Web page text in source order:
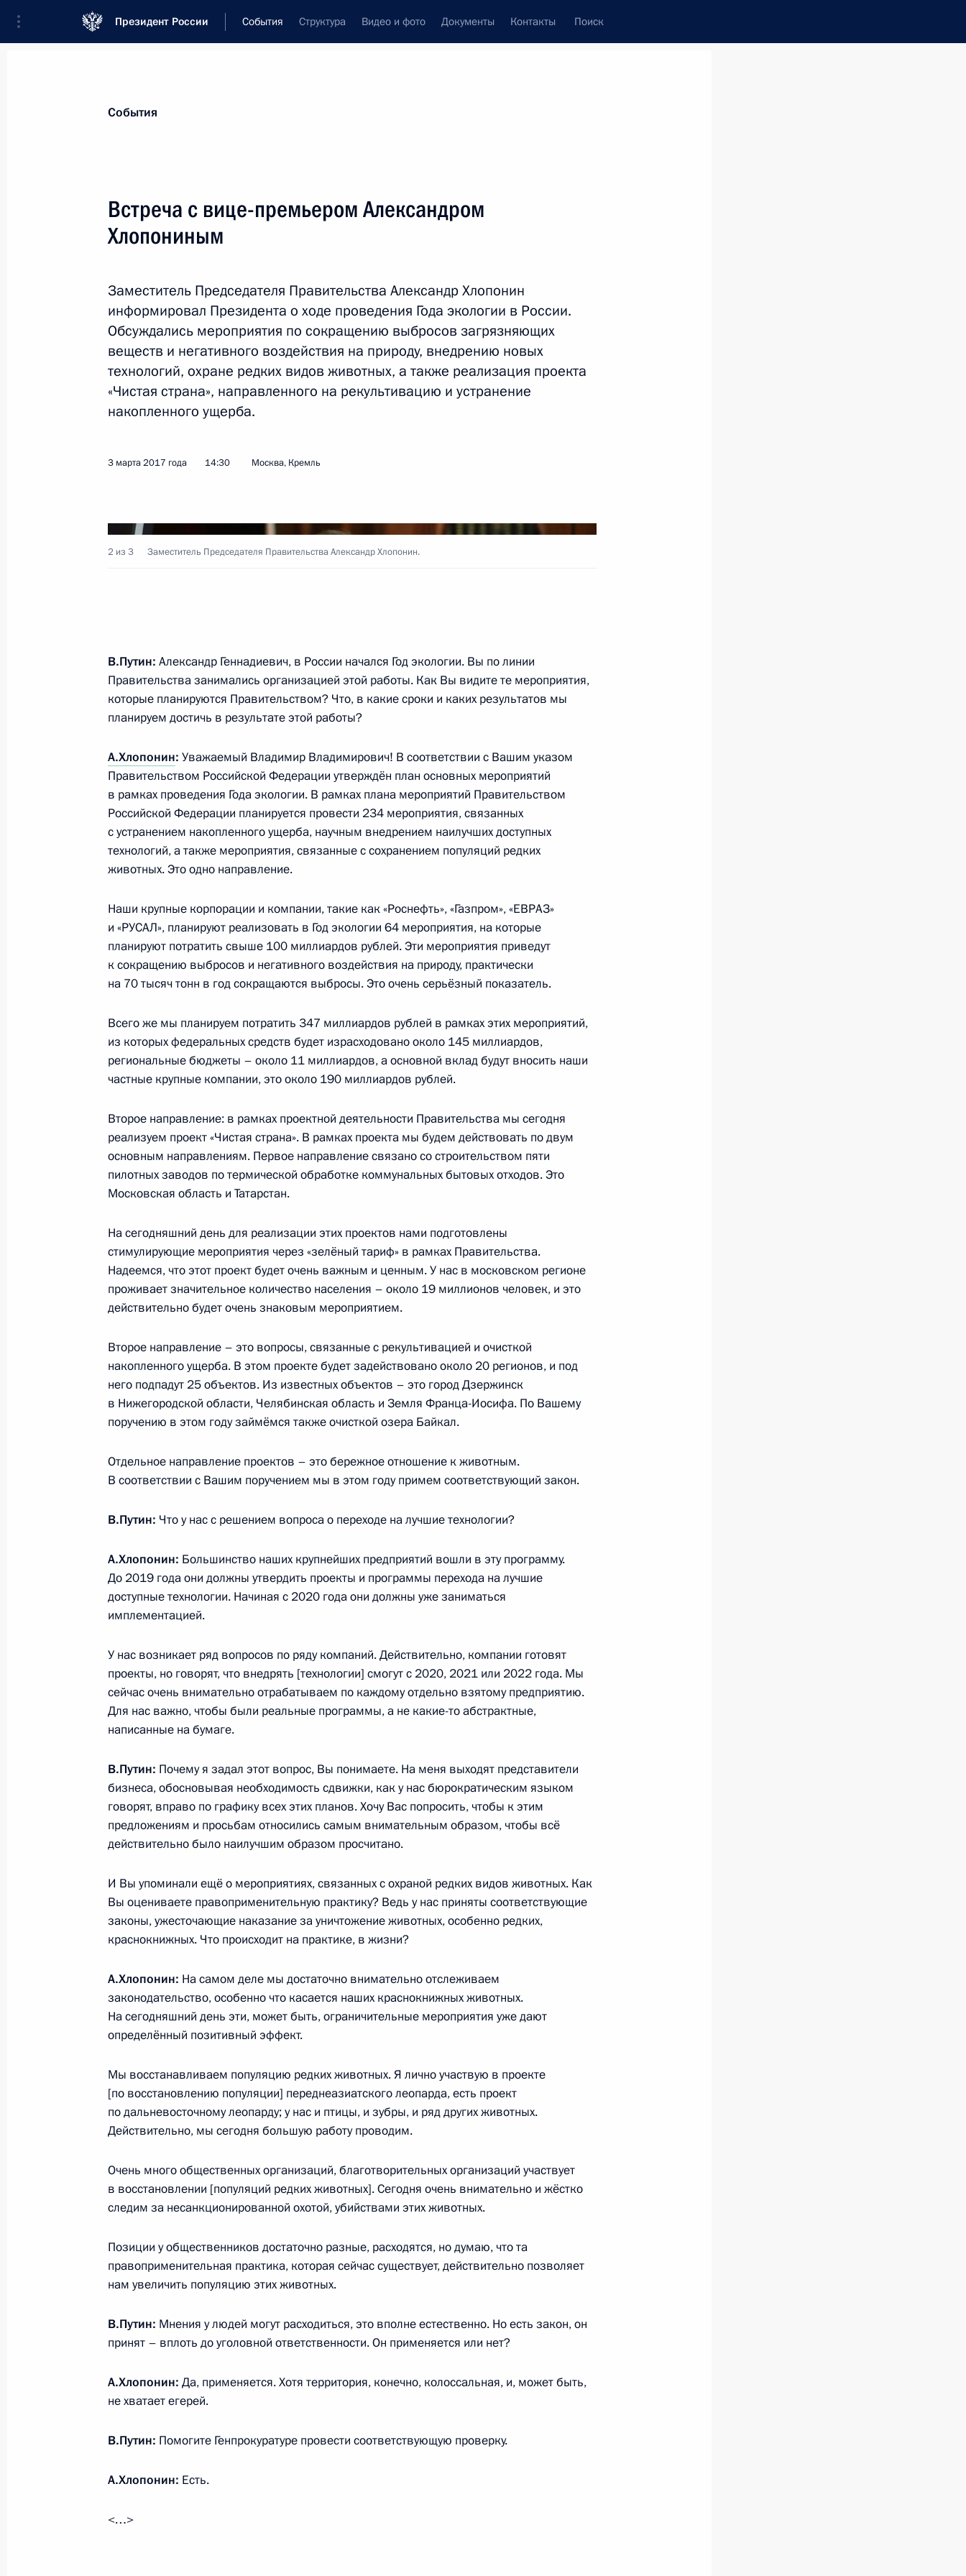
Президент России События Структура Видео и фото Документы Контакты Поиск
Новости
Расширенное заседание коллегии МВД России
8 марта 2017 года, среда
Поездка в Брянскую область
8 марта 2017 года, 15:30 Брянск
7 марта 2017 года, вторник
Встреча с главой РЖД Олегом Белозёровым
7 марта 2017 года, 13:40 Москва, Кремль
4
10 марта Президент Турции посетит Россию
7 марта 2017 года, 12:00
Указ о помиловании Оксаны Севастиди
6 марта 2017 года, понедельник
Встреча с Валентиной Терешковой
9 марта Владимир Путин встретится с Премьер-министром
6 марта 2017 года, 11:00
4 марта 2017 года, суббота
Назарбаевым
4 марта 2017 года, 19:00
Встреча с Председателем Счётной палаты Татьяной Голиковой
3 марта 2017 года, 17:00 Московская область, Ново-Огарёво
3 марта 2017 года, 14:30 Москва, Кремль
О совершенствовании системы антидопингового контроля
в России
1 марта 2017 года, 10:10
1
Совещание о подготовке к универсиаде 2019 года
1 марта 2017 года, 10:00 Красноярск
14
Встреча с победителями Всемирной зимней
универсиады 2017 года
1 марта 2017 года, 09:00 Красноярск
5
28 февраля 2017 года, вторник
Владимир Путин прибыл в Красноярск
28 февраля 2017 года, 20:10
Совместная пресс-конференция с Президентом Киргизии
Алмазбеком Атамбаевым
28 февраля 2017 года, 14:50 Бишкек
Российско-киргизские переговоры
28 февраля 2017 года, 14:45 Бишкек
Телефонный разговор с Президентом Туркменистана Гурбангулы
Бердымухамедовым
28 февраля 2017 года, 10:00 Душанбе
Российско-таджикистанские переговоры
Поздравление военнослужащим Сил специальных операций
События
Встреча с вице-премьером Александром
Хлопониным
Заместитель Председателя Правительства Александр Хлопонин
информировал Президента о ходе проведения Года экологии в России.
Обсуждались мероприятия по сокращению выбросов загрязняющих
веществ и негативного воздействия на природу, внедрению новых
технологий, охране редких видов животных, а также реализация проекта
«Чистая страна», направленного на рекультивацию и устранение
накопленного ущерба.
3 марта 2017 года 14:30 Москва, Кремль
2 из 3 Заместитель Председателя Правительства Александр Хлопонин.
В.Путин: Александр Геннадиевич, в России начался Год экологии. Вы по линии
Правительства занимались организацией этой работы. Как Вы видите те мероприятия,
которые планируются Правительством? Что, в какие сроки и каких результатов мы
планируем достичь в результате этой работы?
А.Хлопонин: Уважаемый Владимир Владимирович! В соответствии с Вашим указом
Правительством Российской Федерации утверждён план основных мероприятий
в рамках проведения Года экологии. В рамках плана мероприятий Правительством
Российской Федерации планируется провести 234 мероприятия, связанных
с устранением накопленного ущерба, научным внедрением наилучших доступных
технологий, а также мероприятия, связанные с сохранением популяций редких
животных. Это одно направление.
Наши крупные корпорации и компании, такие как «Роснефть», «Газпром», «ЕВРАЗ»
и «РУСАЛ», планируют реализовать в Год экологии 64 мероприятия, на которые
планируют потратить свыше 100 миллиардов рублей. Эти мероприятия приведут
к сокращению выбросов и негативного воздействия на природу, практически
на 70 тысяч тонн в год сокращаются выбросы. Это очень серьёзный показатель.
Всего же мы планируем потратить 347 миллиардов рублей в рамках этих мероприятий,
из которых федеральных средств будет израсходовано около 145 миллиардов,
региональные бюджеты – около 11 миллиардов, а основной вклад будут вносить наши
частные крупные компании, это около 190 миллиардов рублей.
Второе направление: в рамках проектной деятельности Правительства мы сегодня
реализуем проект «Чистая страна». В рамках проекта мы будем действовать по двум
основным направлениям. Первое направление связано со строительством пяти
пилотных заводов по термической обработке коммунальных бытовых отходов. Это
Московская область и Татарстан.
На сегодняшний день для реализации этих проектов нами подготовлены
стимулирующие мероприятия через «зелёный тариф» в рамках Правительства.
Надеемся, что этот проект будет очень важным и ценным. У нас в московском регионе
проживает значительное количество населения – около 19 миллионов человек, и это
действительно будет очень знаковым мероприятием.
Второе направление – это вопросы, связанные с рекультивацией и очисткой
накопленного ущерба. В этом проекте будет задействовано около 20 регионов, и под
него подпадут 25 объектов. Из известных объектов – это город Дзержинск
в Нижегородской области, Челябинская область и Земля Франца-Иосифа. По Вашему
поручению в этом году займёмся также очисткой озера Байкал.
Отдельное направление проектов – это бережное отношение к животным.
В соответствии с Вашим поручением мы в этом году примем соответствующий закон.
В.Путин: Что у нас с решением вопроса о переходе на лучшие технологии?
А.Хлопонин: Большинство наших крупнейших предприятий вошли в эту программу.
До 2019 года они должны утвердить проекты и программы перехода на лучшие
доступные технологии. Начиная с 2020 года они должны уже заниматься
имплементацией.
У нас возникает ряд вопросов по ряду компаний. Действительно, компании готовят
проекты, но говорят, что внедрять [технологии] смогут с 2020, 2021 или 2022 года. Мы
сейчас очень внимательно отрабатываем по каждому отдельно взятому предприятию.
Для нас важно, чтобы были реальные программы, а не какие-то абстрактные,
написанные на бумаге.
В.Путин: Почему я задал этот вопрос, Вы понимаете. На меня выходят представители
бизнеса, обосновывая необходимость сдвижки, как у нас бюрократическим языком
говорят, вправо по графику всех этих планов. Хочу Вас попросить, чтобы к этим
предложениям и просьбам относились самым внимательным образом, чтобы всё
действительно было наилучшим образом просчитано.
И Вы упоминали ещё о мероприятиях, связанных с охраной редких видов животных. Как
Вы оцениваете правоприменительную практику? Ведь у нас приняты соответствующие
законы, ужесточающие наказание за уничтожение животных, особенно редких,
краснокнижных. Что происходит на практике, в жизни?
А.Хлопонин: На самом деле мы достаточно внимательно отслеживаем
законодательство, особенно что касается наших краснокнижных животных.
На сегодняшний день эти, может быть, ограничительные мероприятия уже дают
определённый позитивный эффект.
Мы восстанавливаем популяцию редких животных. Я лично участвую в проекте
[по восстановлению популяции] переднеазиатского леопарда, есть проект
по дальневосточному леопарду; у нас и птицы, и зубры, и ряд других животных.
Действительно, мы сегодня большую работу проводим.
Очень много общественных организаций, благотворительных организаций участвует
в восстановлении [популяций редких животных]. Сегодня очень внимательно и жёстко
следим за несанкционированной охотой, убийствами этих животных.
Позиции у общественников достаточно разные, расходятся, но думаю, что та
правоприменительная практика, которая сейчас существует, действительно позволяет
нам увеличить популяцию этих животных.
В.Путин: Мнения у людей могут расходиться, это вполне естественно. Но есть закон, он
принят – вплоть до уголовной ответственности. Он применяется или нет?
А.Хлопонин: Да, применяется. Хотя территория, конечно, колоссальная, и, может быть,
не хватает егерей.
В.Путин: Помогите Генпрокуратуре провести соответствующую проверку.
А.Хлопонин: Есть.
<…>